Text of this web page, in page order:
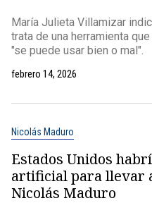
María Julieta Villamizar
trata de una herramienta
"se puede usar bien o mal".
febrero 14, 2026
Nicolás Maduro
Estados Unidos
artificial para llevar
Nicolás Maduro